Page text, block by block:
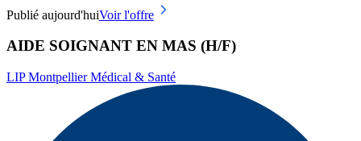
Publié aujourd'huiVoir l'offre
AIDE SOIGNANT EN MAS (H/F)
LIP Montpellier Médical & Santé